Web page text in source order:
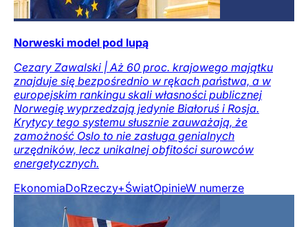
Norweski model pod lupą
Cezary Zawalski | Aż 60 proc. krajowego majątku
znajduje się bezpośrednio w rękach państwa, a w
europejskim rankingu skali własności publicznej
Norwegię wyprzedzają jedynie Białoruś i Rosja.
Krytycy tego systemu słusznie zauważają, że
zamożność Oslo to nie zasługa genialnych
urzędników, lecz unikalnej obfitości surowców
energetycznych.
EkonomiaDoRzeczy+ŚwiatOpinieW numerze